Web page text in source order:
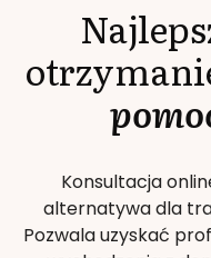
Konsultacja
alternatywa dla
Pozwala uzyskać